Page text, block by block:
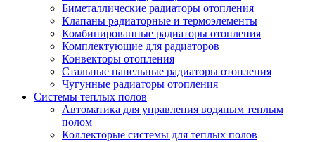
Биметаллические радиаторы отопления
Клапаны радиаторные и термоэлементы
Комбинированные радиаторы отопления
Комплектующие для радиаторов
Конвекторы отопления
Стальные панельные радиаторы отопления
Чугунные радиаторы отопления
Системы теплых полов
Автоматика для управления водяным теплым
полом
Коллекторые системы для теплых полов